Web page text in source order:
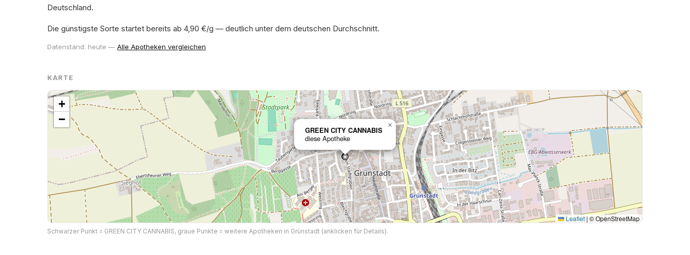
Deutschland.
Die günstigste Sorte startet bereits ab 4,90 €/g — deutlich unter dem deutschen Durchschnitt.
Datenstand: heute — Alle Apotheken vergleichen
KARTE
GREEN CITY CANNABIS
diese Apotheke
×
+
−
Leaflet| © OpenStreetMap
Schwarzer Punkt = GREEN CITY CANNABIS, graue Punkte = weitere Apotheken in Grünstadt (anklicken für Details).